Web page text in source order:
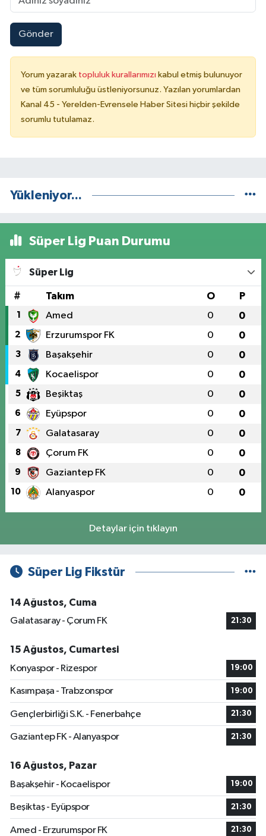
Gönder
Yorum yazarak topluluk kurallarımızı kabul etmiş bulunuyor
ve tüm sorumluluğu üstleniyorsunuz. Yazılan yorumlardan
Kanal 45 - Yerelden-Evrensele Haber Sitesi hiçbir şekilde
sorumlu tutulamaz.
Yükleniyor...
Süper Lig Puan Durumu
Süper Lig
# Takım O P
1 Amed 0 0
2 Erzurumspor FK 0 0
3 Başakşehir 0 0
4 Kocaelispor 0 0
5 Beşiktaş 0 0
6 Eyüpspor 0 0
7 Galatasaray 0 0
8 Çorum FK 0 0
9 Gaziantep FK 0 0
10 Alanyaspor 0 0
Detaylar için tıklayın
Süper Lig Fikstür
14 Ağustos, Cuma
Galatasaray - Çorum FK
21:30
15 Ağustos, Cumartesi
Konyaspor - Rizespor
19:00
Kasımpaşa - Trabzonspor 19:00
Gençlerbirliği S.K. - Fenerbahçe 21:30
Gaziantep FK - Alanyaspor 21:30
16 Ağustos, Pazar
Başakşehir - Kocaelispor
19:00
Beşiktaş - Eyüpspor 21:30
Amed - Erzurumspor FK 21:30